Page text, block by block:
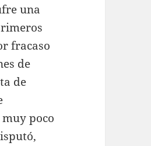
una
fracaso
de
de
poco